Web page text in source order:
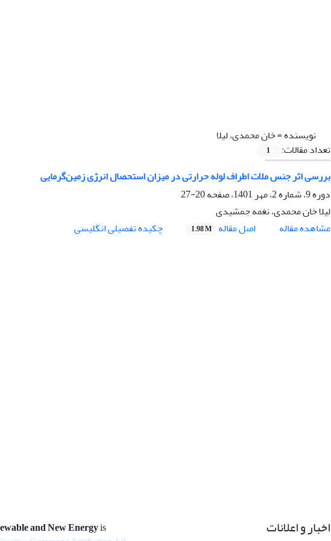
نویسنده =خان محمدی، لیلا
تعداد مقالات:
1
بررسی اثر جنس ملات اطراف لوله حرارتی در میزان استحصال انرژی زمین‌گرمایی
دوره 9، شماره 2، مهر 1401، صفحه
20-27
لیلا خان محمدی، نغمه جمشیدی
مشاهده مقاله
اصل مقاله 1.98 M چکیده تفصیلی انگلیسی
اخبار و اعلانات and New Energyis